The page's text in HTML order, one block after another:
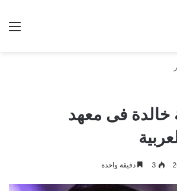
خالدة فى معهد
3 دقيقة واحدة